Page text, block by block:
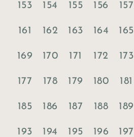
153 154 155 156 157
161 162 163 164 165
169 170 171 172 173
177 178 179 180 181
185 186 187 188 189
193 194 195 196 197